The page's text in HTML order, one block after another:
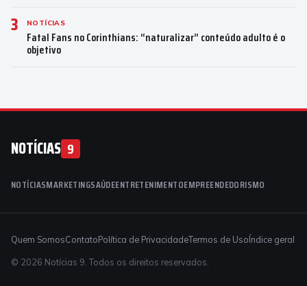
3 NOTÍCIAS
Fatal Fans no Corinthians: “naturalizar” conteúdo adulto é o
objetivo
NOTÍCIAS 9
NOTÍCIASMARKETINGSAÚDEENTRETENIMENTOEMPREENDEDORISMO
Quem SomosContatoPolítica de PrivacidadeTermos de UsoÍndice geral
© 2026 Notícias 9. Todos os direitos reservados.